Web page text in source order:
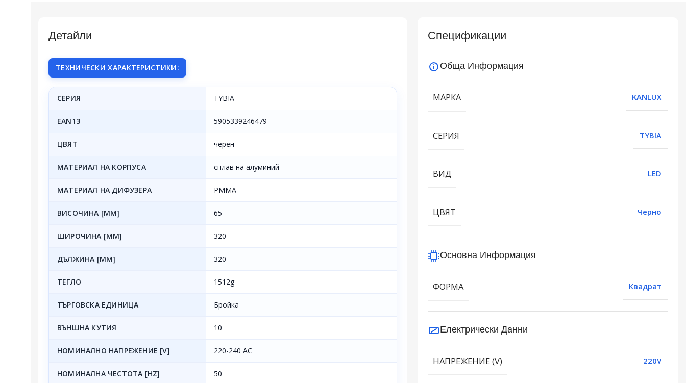
Детайли
ТЕХНИЧЕСКИ ХАРАКТЕРИСТИКИ:
СЕРИЯ TYBIA
EAN13 5905339246479
ЦВЯТ черен
МАТЕРИАЛ НА КОРПУСА сплав на алуминий
МАТЕРИАЛ НА ДИФУЗЕРА PMMA
ВИСОЧИНА [MM] 65
ШИРОЧИНА [MM] 320
ДЪЛЖИНА [MM] 320
ТЕГЛО 1512g
ТЪРГОВСКА ЕДИНИЦА Бройка
ВЪНШНА КУТИЯ 10
НОМИНАЛНО НАПРЕЖЕНИЕ [V] 220-240 AC
НОМИНАЛНА ЧЕСТОТА [HZ] 50
Спецификации
Обща Информация
МАРКА KANLUX
СЕРИЯ TYBIA
ВИД LED
ЦВЯТ Черно
Основна Информация
ФОРМА Квадрат
Електрически Данни
НАПРЕЖЕНИЕ (V) 220V